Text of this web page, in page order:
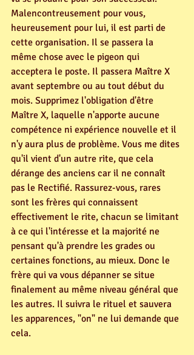
Malencontreusement pour vous,
heureusement pour lui, il est parti de
cette organisation. Il se passera la
même chose avec le pigeon qui
acceptera le poste. Il passera Maître X
avant septembre ou au tout début du
mois. Supprimez l'obligation d'être
Maître X, laquelle n'apporte aucune
compétence ni expérience nouvelle et il
n'y aura plus de problème. Vous me dites
qu'il vient d'un autre rite, que cela
dérange des anciens car il ne connaît
pas le Rectifié. Rassurez-vous, rares
sont les frères qui connaissent
effectivement le rite, chacun se limitant
à ce qui l'intéresse et la majorité ne
pensant qu'à prendre les grades ou
certaines fonctions, au mieux. Donc le
frère qui va vous dépanner se situe
finalement au même niveau général que
les autres. Il suivra le rituel et sauvera
les apparences, "on" ne lui demande que
cela.